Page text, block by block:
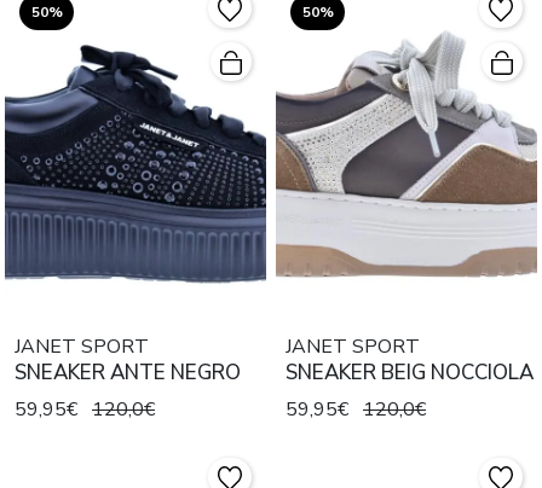
50%
JANET SPORT
SNEAKER ANTE NEGRO
59,95€ 120,0€
50%
JANET SPORT
SNEAKER BEIG NOCCIOLA
59,95€ 120,0€